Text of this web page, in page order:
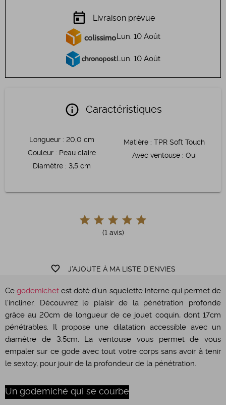
today Livraison prévue
Lun. 10 Août
Lun. 10 Août
(1 avis)
favorite_border J'AJOUTE À MA LISTE D'ENVIES
info Caractéristiques
Longueur : 20,0 cm
Couleur : Peau claire
Diamètre : 3,5 cm
Matière : TPR Soft Touch
Avec ventouse: Oui
Cegodemichet est doté d'un squelette interne qui permet de
l'incliner. Découvrez le plaisir de la pénétration profonde
grâce au 20cm de longueur de ce jouet coquin, dont 17cm
pénétrables. Il propose une dilatation accessible avec un
diamètre de 3.5cm. La ventouse vous permet de vous
empaler sur ce gode avec tout votre corps sans avoir à tenir
le sextoy, pour jouir de la profondeur de la pénétration.
Un godemiché qui se courbe